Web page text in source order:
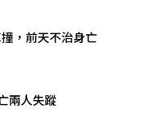
，前天不治身亡
兩人失蹤